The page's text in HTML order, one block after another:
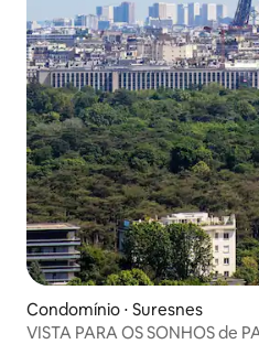
Condomínio ⋅ Suresnes
VISTA PARA OS SONHOS de